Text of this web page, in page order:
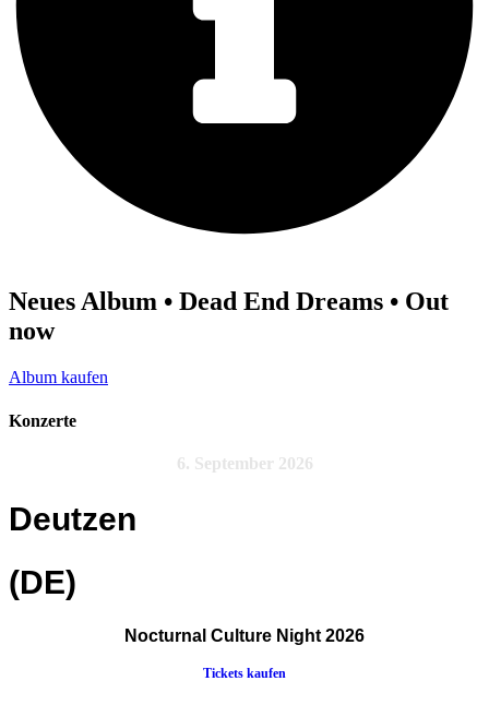
Neues Album • Dead End Dreams • Out
now
Album kaufen
Konzerte
6. September 2026
Deutzen
(DE)
Nocturnal Culture Night 2026
Tickets kaufen